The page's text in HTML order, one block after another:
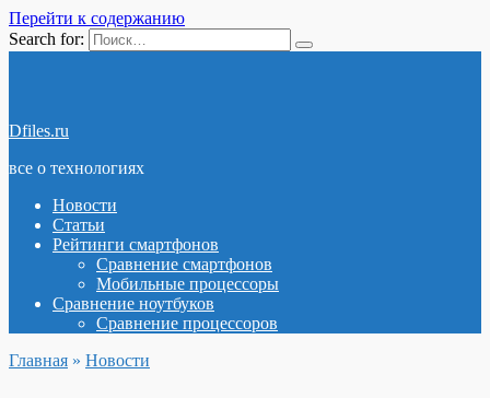
Перейти к содержанию
Search for:
Dfiles.ru
все о технологиях
Новости
Статьи
Рейтинги смартфонов
Сравнение смартфонов
Мобильные процессоры
Сравнение ноутбуков
Сравнение процессоров
Главная » Новости